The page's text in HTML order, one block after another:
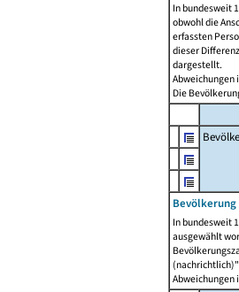
In bundesweit
obwohl die
erfassten
dieser
dargestellt.
Abweichungen
Die
In bundesweit
ausgewählt
Abweichungen